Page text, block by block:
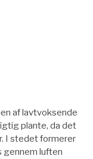
af lavtvoksende
plante, da det
I stedet formerer
gennem luften